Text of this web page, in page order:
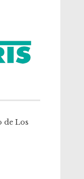
de Los